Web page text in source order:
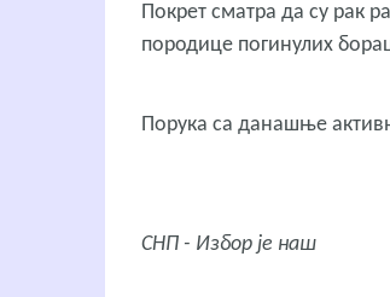
Покрет сматра да су рак
породице погинулих
Порука са данашње
СНП - Избор је наш